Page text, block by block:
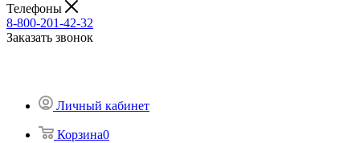
Телефоны
8-800-201-42-32
Заказать звонок
Личный кабинет
Корзина0